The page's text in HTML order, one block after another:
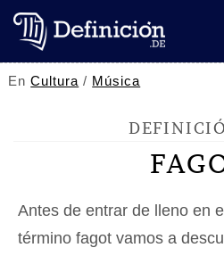
EnCultura / Música
Antes de entrar de lleno en
término fagot vamos a